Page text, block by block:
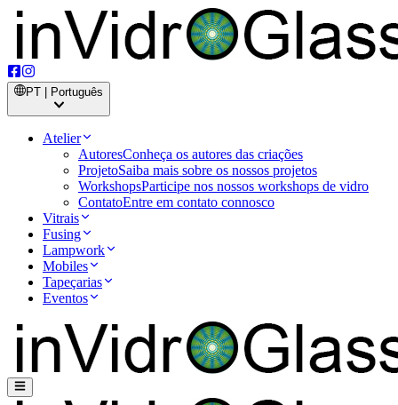
PT | Português
Atelier
AutoresConheça os autores das criações
ProjetoSaiba mais sobre os nossos projetos
WorkshopsParticipe nos nossos workshops de vidro
ContatoEntre em contato connosco
Vitrais
Fusing
Lampwork
Mobiles
Tapeçarias
Eventos